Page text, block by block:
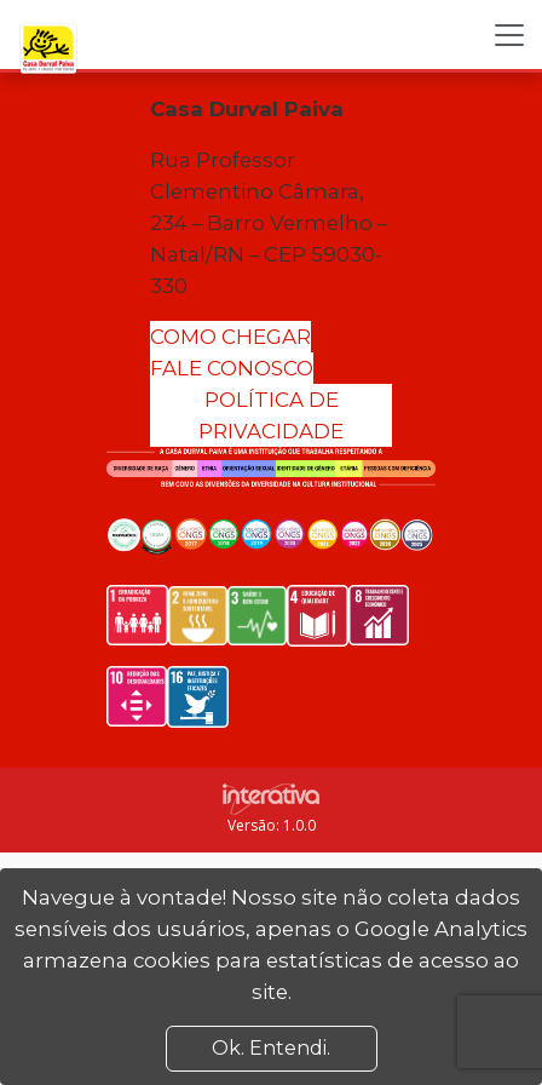
Casa Durval Paiva
Rua Professor
Clementino Câmara,
234 – Barro Vermelho –
Natal/RN – CEP 59030-
330
COMO CHEGAR
FALE CONOSCO
POLÍTICA DE
PRIVACIDADE
Versão: 1.0.0
Navegue à vontade! Nosso site não coleta dados
sensíveis dos usuários, apenas o Google Analytics
armazena cookies para estatísticas de acesso ao
site.
Ok. Entendi.